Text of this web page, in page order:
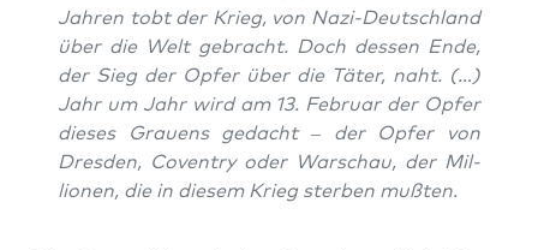
Jah­ren tobt der Krieg, von Nazi-Deutsch­land
über die Welt gebracht. Doch des­sen Ende,
der Sieg der Opfer über die Täter, naht. (…)
Jahr um Jahr wird am 13. Febru­ar der Opfer
die­ses Grau­ens gedacht – der Opfer von
Dres­den, Coven­try oder War­schau, der Mil­
lio­nen, die in die­sem Krieg ster­ben mußten.